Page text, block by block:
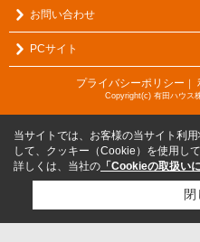
お問い合わせ
PCサイト
プライバシーポリシー ｜
Copyright(c) 有田ハウス
当サイトでは、お客様の当サイト利
して、クッキー（Cookie）を使用して
詳しくは、当社の 「Cookieの取扱い
閉